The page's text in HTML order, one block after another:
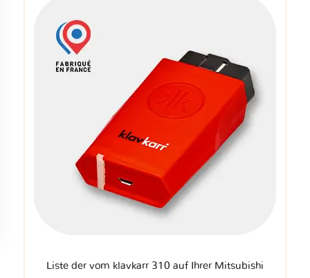
Liste der vom klavkarr 310 auf Ihrer Mitsubishi